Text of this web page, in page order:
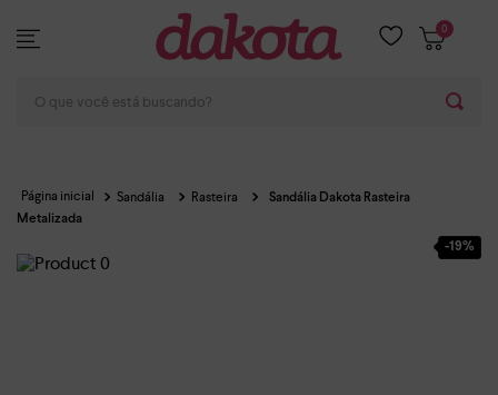
0
Sandália Rasteira
Sandália Dakota Rasteira
Metalizada
-19%